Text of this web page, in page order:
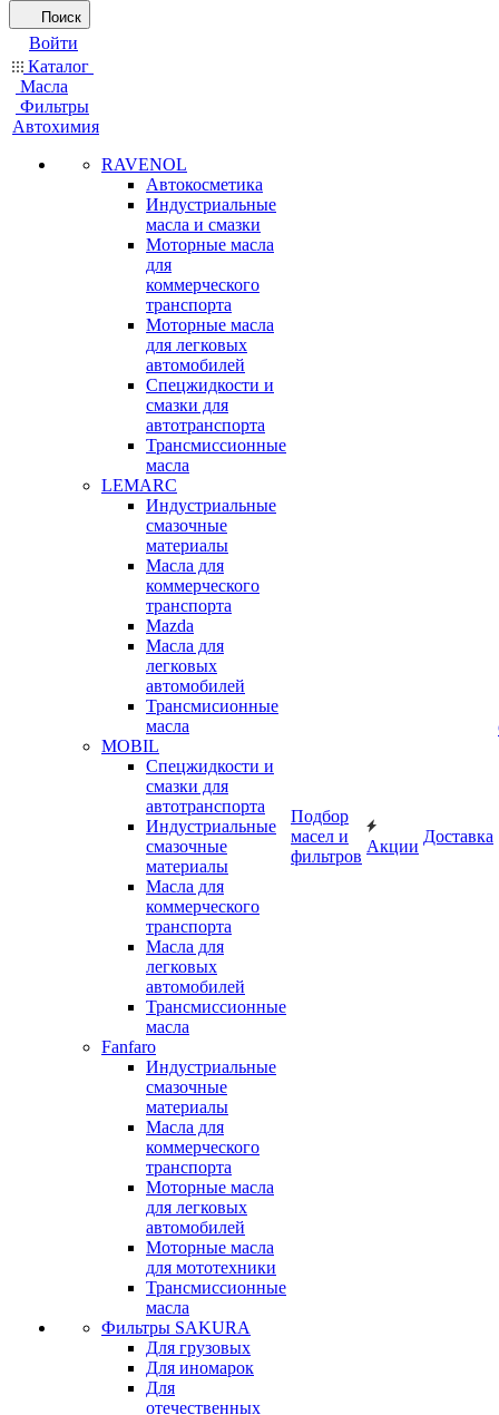
Поиск
Войти
Каталог
Масла
Фильтры
Автохимия
RAVENOL
Автокосметика
Индустриальные
масла и смазки
Моторные масла
для
коммерческого
транспорта
Моторные масла
для легковых
автомобилей
Спецжидкости и
смазки для
автотранспорта
Трансмиссионные
масла
LEMARC
Индустриальные
смазочные
материалы
Масла для
коммерческого
транспорта
Mazda
Масла для
легковых
автомобилей
Трансмисионные
масла
MOBIL
Cпецжидкости и
смазки для
автотранспорта
Индустриальные
смазочные
материалы
Масла для
коммерческого
транспорта
Масла для
легковых
автомобилей
Трансмиссионные
масла
Fanfaro
Индустриальные
смазочные
материалы
Масла для
коммерческого
транспорта
Моторные масла
для легковых
автомобилей
Моторные масла
для мототехники
Трансмиссионные
масла
Фильтры SAKURA
Для грузовых
Для иномарок
Для
отечественных
Подбор
масел и
фильтров
Акции
Доставка